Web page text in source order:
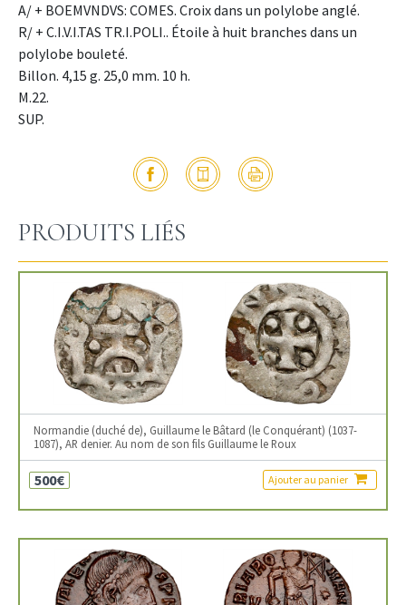
A/ + BOEMVNDVS: COMES. Croix dans un polylobe anglé.
R/ + C.I.V.I.TAS TR.I.POLI.. Étoile à huit branches dans un
polylobe bouleté.
Billon. 4,15 g. 25,0 mm. 10 h.
M.22.
SUP.
PRODUITS LIÉS
Normandie (duché de), Guillaume le Bâtard (le Conquérant) (1037-
1087), AR denier. Au nom de son fils Guillaume le Roux
500€ Ajouter au panier